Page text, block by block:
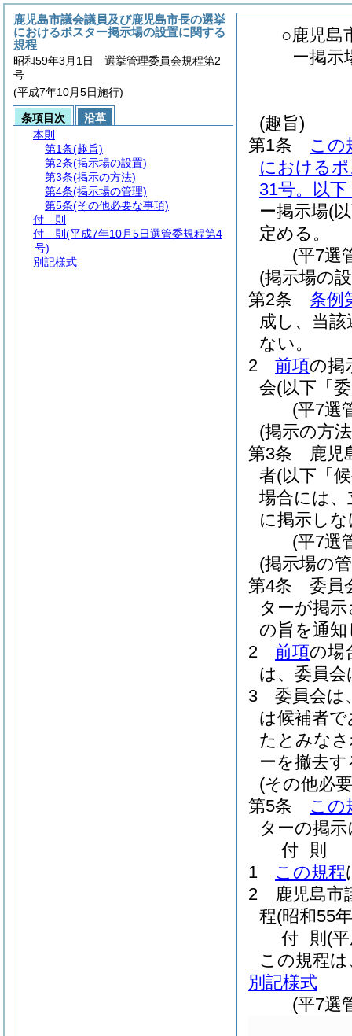
○鹿児島
ー掲示
(趣旨)
第1条
この
における
31号。以
ー掲示場(
定める。
(平7選
(掲示場の
第2条
条例
成し、当
ない。
2
前項の掲
会(以下「
(平7選
(掲示の方
第3条
鹿児
者(以下「
場合には
に掲示し
(平7選
(掲示場の
第4条
委員
ターが掲
の旨を通
2
前項の場
は、委員
3
委員会は
は候補者
たとみな
ーを撤去
(その他必
第5条
この
ターの掲
付 則
1
この規程
2
鹿児島市
程(昭和55
付 則 (
この規程
別記様式
(平7選
鹿児島市議会議員及び鹿児島市長の選挙
におけるポスター掲示場の設置に関する
規程
昭和59年3月1日 選挙管理委員会規程第2
号
(平成7年10月5日施行)
条項目次
沿革
本則
第1条(趣旨)
第2条(掲示場の設置)
第3条(掲示の方法)
第4条(掲示場の管理)
第5条(その他必要な事項)
付 則
付 則 (平成7年10月5日選管委規程第4
号)
別記様式